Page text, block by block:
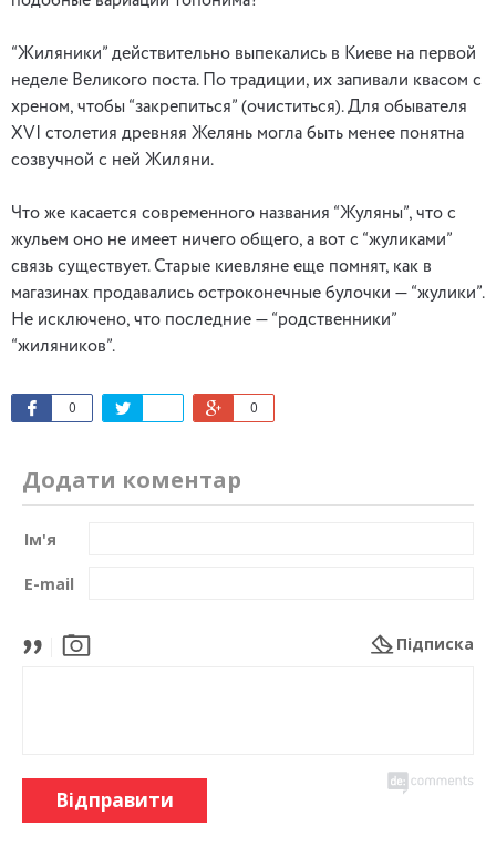
“Жиляники” действительно выпекались в Киеве на первой
неделе Великого поста. По традиции, их запивали квасом с
хреном, чтобы “закрепиться” (очиститься). Для обывателя
ХVI столетия древняя Желянь могла быть менее понятна
созвучной с ней Жиляни.
Что же касается современного названия “Жуляны”, что с
жульем оно не имеет ничего общего, а вот с “жуликами”
связь существует. Старые киевляне еще помнят, как в
магазинах продавались остроконечные булочки — “жулики”.
Не исключено, что последние — “родственники”
“жиляников”.
0 0
Додати коментар
Ім'я
E-mail
Підписка
Відправити